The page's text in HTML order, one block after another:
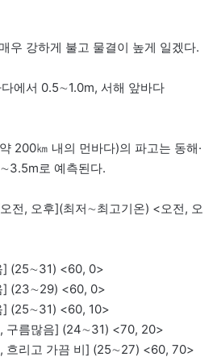
우 강하게 불고 물결이 높게 일겠다.
에서 0.5∼1.0m, 서해 앞바다
200㎞ 내의 먼바다)의 파고는 동해·
로 예측된다.
전, 오후](최저∼최고기온) <오전, 오
] (25∼31) <60, 0>
] (23∼29) <60, 0>
(25∼31) <60, 10>
구름많음] (24∼31) <70, 20>
흐리고 가끔 비] (25∼27) <60, 70>